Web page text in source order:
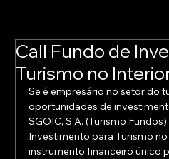
Call Fundo de
Turismo no
Se é empresário no setor do
oportunidades de
SGOIC, S.A. (Turismo
Investimento para Turismo
instrumento financeiro único